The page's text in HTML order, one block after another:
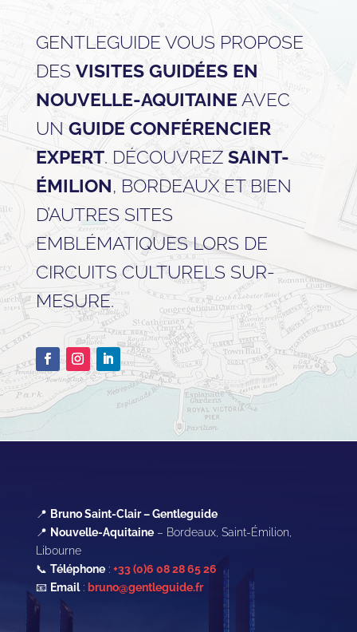
GENTLEGUIDE VOUS PROPOSE
DES VISITES GUIDÉES EN
NOUVELLE-AQUITAINEAVEC
UNGUIDE CONFÉRENCIER
EXPERT. DÉCOUVREZ SAINT-
ÉMILION, BORDEAUX ET BIEN
D’AUTRES SITES
EMBLÉMATIQUES LORS DE
CIRCUITS CULTURELS SUR-
MESURE.
📍 Bruno Saint-Clair – Gentleguide
📍 Nouvelle-Aquitaine– Bordeaux, Saint-Émilion,
Libourne
📞 Téléphone: +33 (0)6 08 28 65 26
📧 Email: bruno@gentleguide.fr